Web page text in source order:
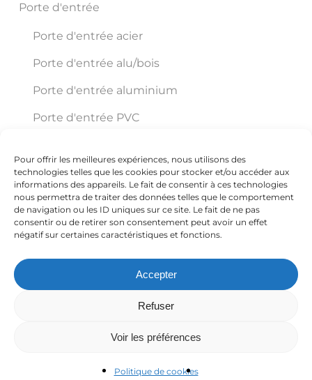
Pour offrir les meilleures expériences, nous utilisons des
technologies telles que les cookies pour stocker et/ou accéder aux
informations des appareils. Le fait de consentir à ces technologies
nous permettra de traiter des données telles que le comportement
de navigation ou les ID uniques sur ce site. Le fait de ne pas
consentir ou de retirer son consentement peut avoir un effet
négatif sur certaines caractéristiques et fonctions.
Accepter
Refuser
Voir les préférences
Politique de cookies
Porte d'entrée
Porte d'entrée acier
Porte d'entrée alu/bois
Porte d'entrée aluminium
Porte d'entrée PVC
Éco Pro Habitat
150 VC ZI Trajean Chemin Delmer ZI TRAJAN
59570 Bavay
+33 3 27 67 54 59